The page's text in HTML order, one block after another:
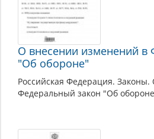
О внесении изменений в
"Об обороне"
Российская Федерация.
Федеральный закон "Об